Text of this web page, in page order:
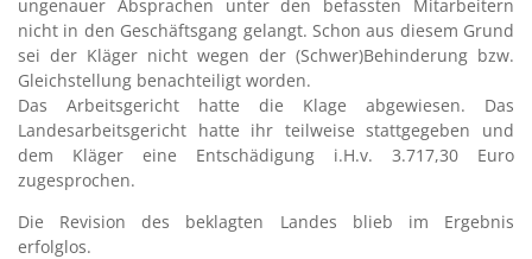
ungenauer Absprachen unter den befassten Mitarbeitern
nicht in den Geschäftsgang gelangt. Schon aus diesem Grund
sei der Kläger nicht wegen der (Schwer)Behinderung bzw.
Gleichstellung benachteiligt worden.
Das Arbeitsgericht hatte die Klage abgewiesen. Das
Landesarbeitsgericht hatte ihr teilweise stattgegeben und
dem Kläger eine Entschädigung i.H.v. 3.717,30 Euro
zugesprochen.
Die Revision des beklagten Landes blieb im Ergebnis
erfolglos.